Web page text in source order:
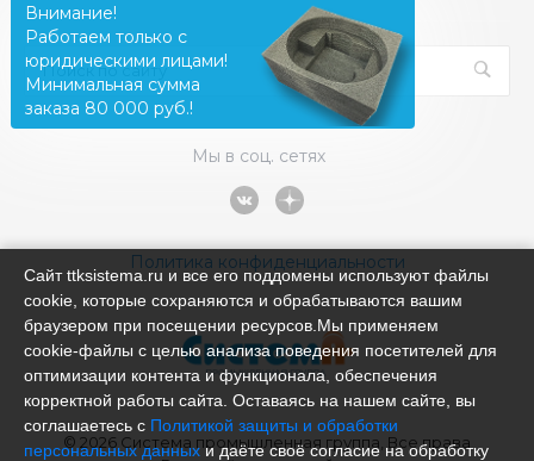
Мы в соц. сетях
Политика конфиденциальности
© 2026 Система промышленная группа, Все права
Внимание!
Работаем только с
юридическими лицами!
Минимальная сумма
заказа 80 000 руб.!
Сайт ttksistema.ru и все его поддомены используют файлы
cookie, которые сохраняются и обрабатываются вашим
браузером при посещении ресурсов.Мы применяем
cookie‑файлы с целью анализа поведения посетителей для
оптимизации контента и функционала, обеспечения
корректной работы сайта. Оставаясь на нашем сайте, вы
соглашаетесь с Политикой защиты и обработки
персональных данныхи даёте своё согласие на обработку